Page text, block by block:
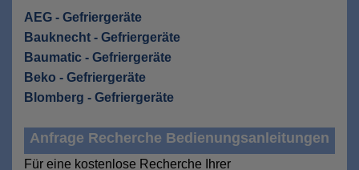
AEG - Gefriergeräte
Bauknecht - Gefriergeräte
Baumatic - Gefriergeräte
Beko - Gefriergeräte
Blomberg - Gefriergeräte
Anfrage Recherche Bedienungsanleitungen
Für eine kostenlose Recherche Ihrer